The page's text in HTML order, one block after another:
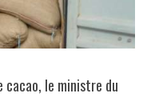
cacao, le ministre du